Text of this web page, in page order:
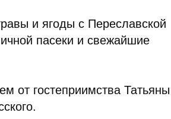
и ягоды с Переславской
пасеки и свежайшие
от гостеприимства Татьяны